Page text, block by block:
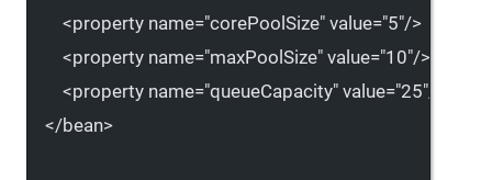
<property name="corePoolSize" value="5"/>
<property name="maxPoolSize" value="10"/>
<property name="queueCapacity" value="25"
</bean>